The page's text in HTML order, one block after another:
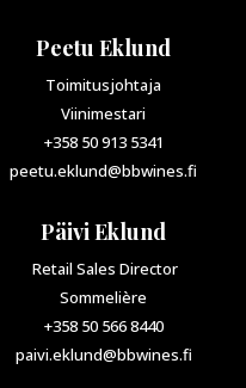
Peetu Eklund
Toimitusjohtaja
Viinimestari
+358 50 913 5341
peetu.eklund@bbwines.fi
Päivi Eklund
Retail Sales Director
Sommelière
+358 50 566 8440
paivi.eklund@bbwines.fi